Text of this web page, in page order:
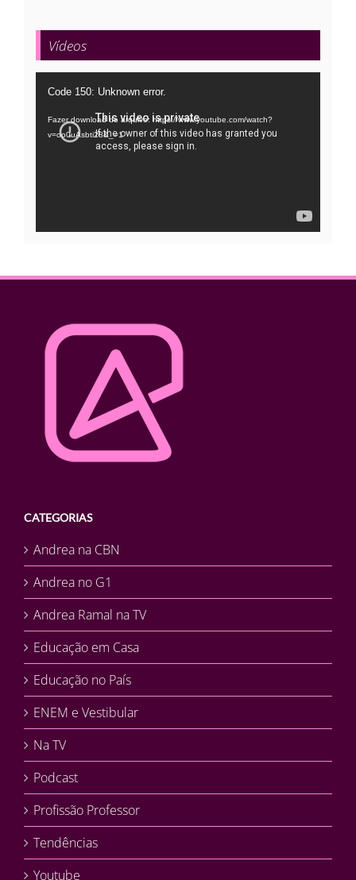
Vídeos
Tocador
vídeo
Code 150: Unknown error.
Fazer download do arquivo: https://www.youtube.com/watch?
v=oo0uAsbti28&_=1
CATEGORIAS
Andrea na CBN
Andrea no G1
Andrea Ramal na TV
Educação em Casa
Educação no País
ENEM e Vestibular
Na TV
Podcast
Profissão Professor
Tendências
Youtube